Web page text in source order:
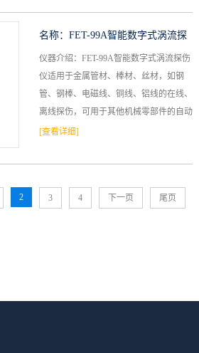
名称： FET-99A智能数字式涡流探
伤仪
仪器介绍：FET-99A智能数字式涡流探伤
仪适用于金属管材、棒材、丝材，如钢
管、钢棒、电磁线、铜线、铝线的在线、
离线探伤，可用于其他机械零部件的自动
探伤。具有相对独立的测试通道，可驱动
[查看详细]
2 3 4 下一页 尾页